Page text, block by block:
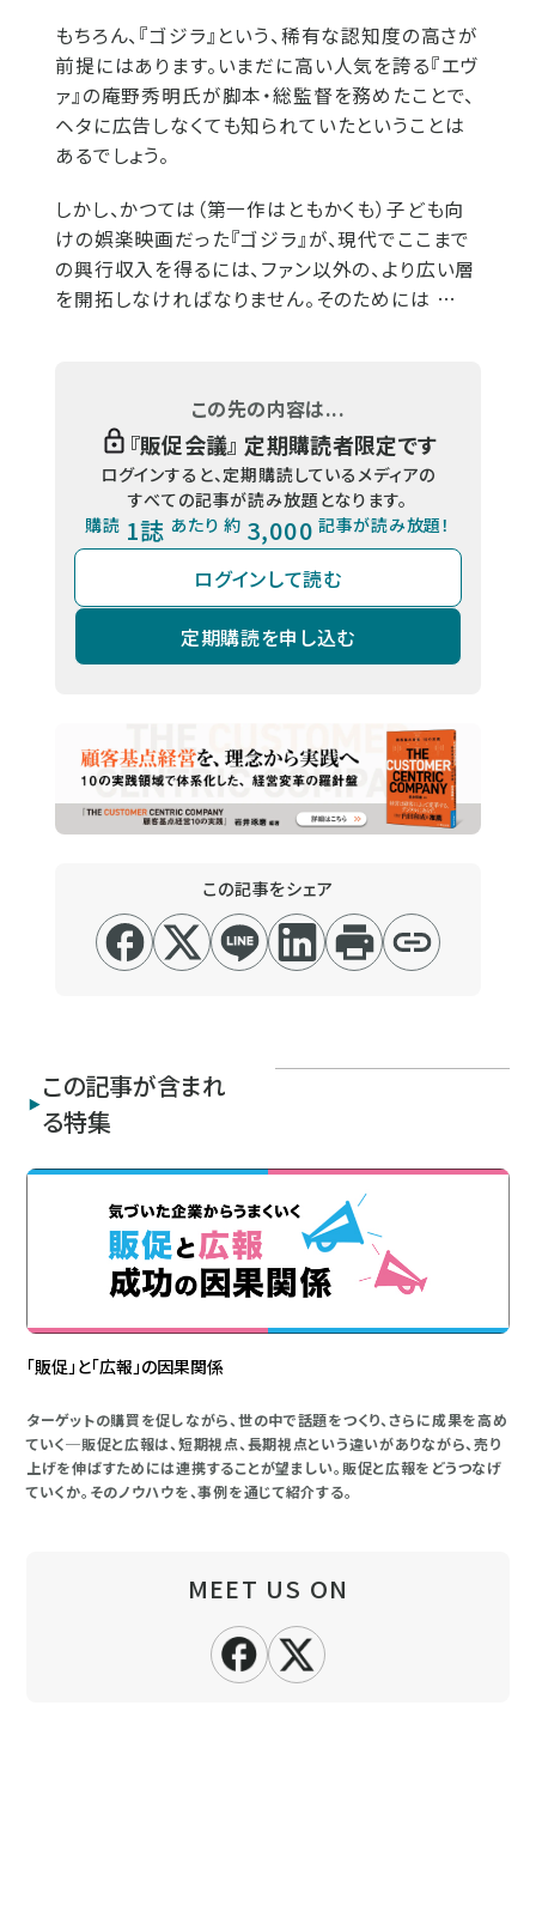
もちろん、『ゴジラ』という、稀有な認知度の高さが
前提にはあります。いまだに高い人気を誇る『エヴ
ァ』の庵野秀明氏が脚本・総監督を務めたことで、
ヘタに広告しなくても知られていたということは
あるでしょう。
しかし、かつては（第一作はともかくも）子ども向
けの娯楽映画だった『ゴジラ』が、現代でここまで
の興行収入を得るには、ファン以外の、より広い層
を開拓しなければなりません。そのためには …
この先の内容は...
『販促会議』 定期購読者限定です
ログインすると、定期購読しているメディアの
すべての記事が読み放題となります。
購読 1誌 あたり 約 3,000 記事が読み放題！
ログインして読む
定期購読を申し込む
この記事をシェア
この記事が含まれ
る特集
「販促」と「広報」の因果関係
ターゲットの購買を促しながら、世の中で話題をつくり、さらに成果を高め
ていく─販促と広報は、短期視点、長期視点という違いがありながら、売り
上げを伸ばすためには連携することが望ましい。販促と広報をどうつなげ
ていくか。そのノウハウを、事例を通じて紹介する。
MEET US ON